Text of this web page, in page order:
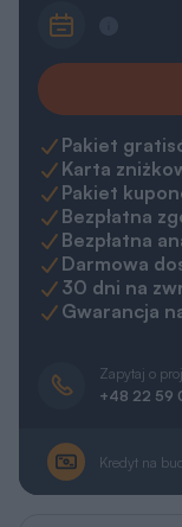
Pakiet
Karta
Pakiet
Bezpłatna
Bezpłatna
Darmowa
30 dni na
Gwarancja
Zapytaj o
+48 22 59
Kredyt na